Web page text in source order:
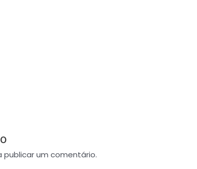
publicar um comentário.